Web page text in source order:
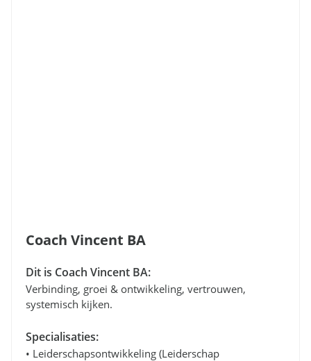
Coach Vincent BA
Dit is Coach Vincent BA:
Verbinding, groei & ontwikkeling, vertrouwen,
systemisch kijken.
Specialisaties:
• Leiderschapsontwikkeling (leiderschap